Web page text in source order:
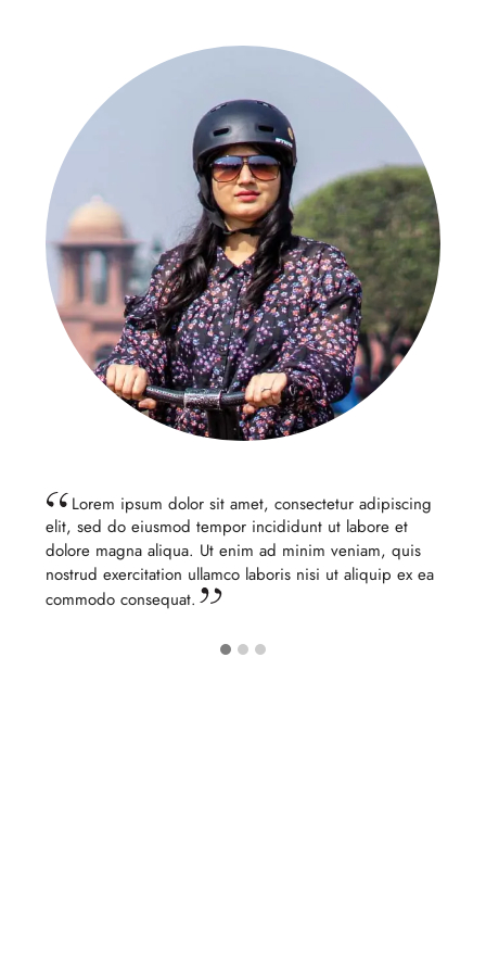
Lorem ipsum dolor sit amet, consectetur adipiscing
elit, sed do eiusmod tempor incididunt ut labore et
dolore magna aliqua. Ut enim ad minim veniam, quis
nostrud exercitation ullamco laboris nisi ut aliquip ex ea
commodo consequat.